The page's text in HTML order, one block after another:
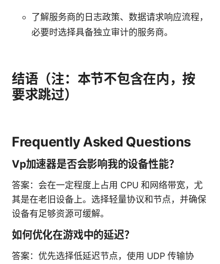
了解服务商的日志政策、数据请求响应流程，
必要时选择具备独立审计的服务商。
结语（注：本节不包含在内，按
要求跳过）
Frequently Asked Questions
Vp加速器是否会影响我的设备性能？
答案：会在一定程度上占用 CPU 和网络带宽，尤
其是在老旧设备上。选择轻量协议和节点，并确保
设备有足够资源可缓解。
如何优化在游戏中的延迟？
答案：优先选择低延迟节点，使用 UDP 传输协